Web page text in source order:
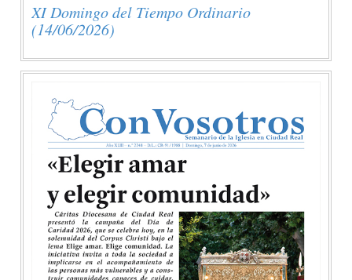
XI Domingo del Tiempo Ordinario
(14/06/2026)